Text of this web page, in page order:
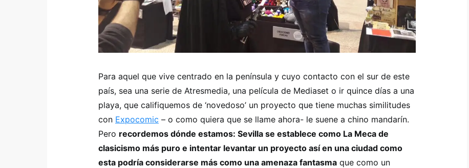
Para aquel que vive centrado en la península y cuyo contacto con el sur de este
país, sea una serie de Atresmedia, una película de Mediaset o ir quince días a una
playa, que califiquemos de ‘novedoso’ un proyecto que tiene muchas similitudes
con Expocomic – o como quiera que se llame ahora- le suene a chino mandarín.
Pero recordemos dónde estamos: Sevilla se establece como La Meca de
clasicismo más puro e intentar levantar un proyecto así en una ciudad como
esta podría considerarse más como una amenaza fantasma que como un